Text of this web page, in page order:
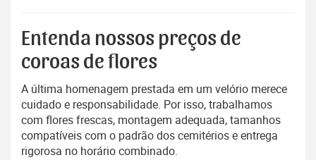
Entenda nossos preços de
coroas de flores
A última homenagem prestada em um velório merece
cuidado e responsabilidade. Por isso, trabalhamos
com flores frescas, montagem adequada, tamanhos
compatíveis com o padrão dos cemitérios e entrega
rigorosa no horário combinado.